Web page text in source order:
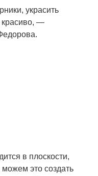
украсить
красиво, —
в плоскости,
это создать